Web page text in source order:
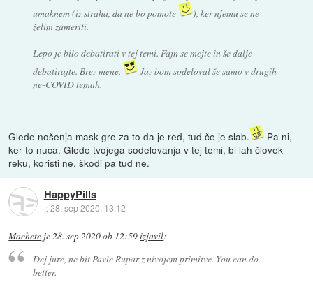
umaknem (iz straha, da ne bo pomote
), ker njemu se ne
želim zameriti.
Lepo je bilo debatirati v tej temi. Fajn se mejte in še dalje
debatirajte. Brez mene.
Jaz bom sodeloval še samo v drugih
ne-COVID temah.
Glede nošenja mask gre za to da je red, tud če je slab.
Pa ni,
ker to nuca. Glede tvojega sodelovanja v tej temi, bi lah človek
reku, koristi ne, škodi pa tud ne.
HappyPills
::28. sep 2020, 13:12
Machete je28. sep 2020 ob 12:59izjavil:
Dej jure, ne bit Pavle Rupar z nivojem primitve. You can do
better.